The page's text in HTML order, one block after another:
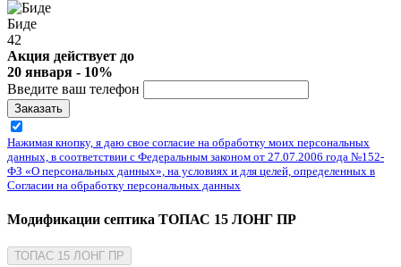
Биде
42
Акция действует до
20 января - 10%
Введите ваш телефон
Заказать
Нажимая кнопку, я даю свое согласие на обработку моих персональных
данных, в соответствии с Федеральным законом от 27.07.2006 года №152-
ФЗ «О персональных данных», на условиях и для целей, определенных в
Согласии на обработку персональных данных
Модификации септика ТОПАС 15 ЛОНГ ПР
ТОПАС 15 ЛОНГ ПР